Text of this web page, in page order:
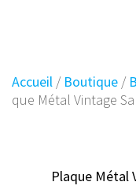
Accueil / Boutique /
que Métal Vintage
Plaque Métal